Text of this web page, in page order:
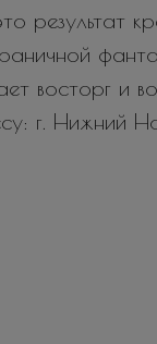
результат
восторг и
г. Нижний